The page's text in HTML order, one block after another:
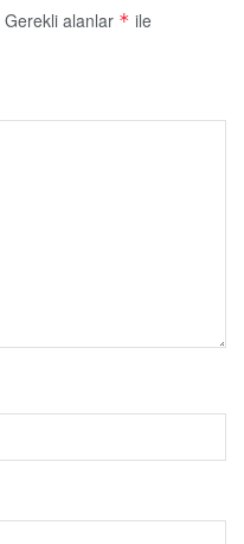
Gerekli alanlar * ile